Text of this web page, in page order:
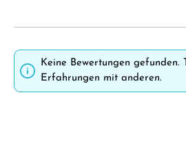
Keine Bewertungen gefunden.
Erfahrungen mit anderen.